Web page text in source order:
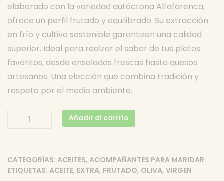
elaborado con la variedad autóctona Alfafarenca,
ofrece un perfil frutado y equilibrado. Su extracción
en frío y cultivo sostenible garantizan una calidad
superior. Ideal para realzar el sabor de tus platos
favoritos, desde ensaladas frescas hasta quesos
artesanos. Una elección que combina tradición y
respeto por el medio ambiente.
Aceite
Virgen
Extra
Añadir al carrito
CATEGORÍAS: ACEITES, ACOMPAÑANTES PARA MARIDAR
ETIQUETAS: ACEITE, EXTRA, FRUTADO, OLIVA, VIRGEN